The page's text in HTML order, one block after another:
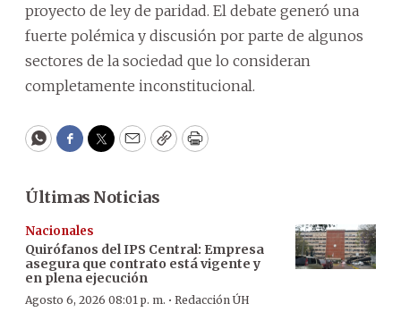
proyecto de ley de paridad. El debate generó una
fuerte polémica y discusión por parte de algunos
sectores de la sociedad que lo consideran
completamente inconstitucional.
WhatsApp
Facebook
Twitter
EmailCopyPrint
Últimas Noticias
Nacionales
Quirófanos del IPS Central: Empresa
asegura que contrato está vigente y
en plena ejecución
Agosto 6, 2026 08:01 p. m. · Redacción ÚH